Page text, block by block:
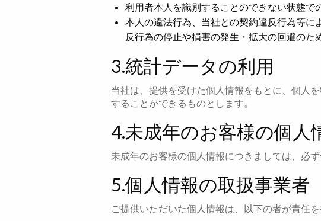
利用者本人を識別することのできない状態で
本人の違法行為、当社との契約違反行為等
反行為の停止や損害の発生・拡大の回避の
3.統計データの利用
当社は、提供を受けた個人情報をもとに、個人
することができるものとします。
4.未成年のお客様の個人
未成年のお客様の個人情報につきましては、必
5.個人情報の取扱事業者
ご提供いただいた個人情報は、以下の者が責任